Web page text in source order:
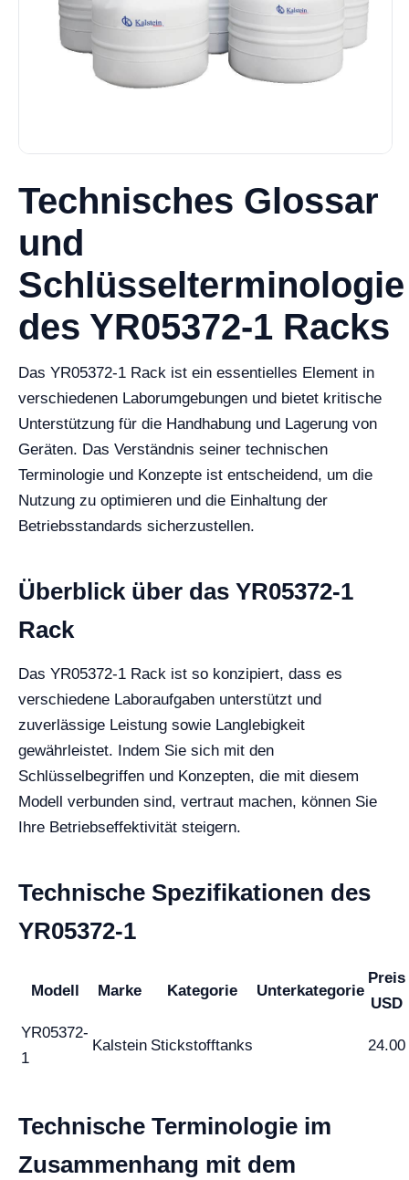
Technisches Glossar
und
Schlüsselterminologie
des YR05372-1 Racks
Das YR05372-1 Rack ist ein essentielles Element in
verschiedenen Laborumgebungen und bietet kritische
Unterstützung für die Handhabung und Lagerung von
Geräten. Das Verständnis seiner technischen
Terminologie und Konzepte ist entscheidend, um die
Nutzung zu optimieren und die Einhaltung der
Betriebsstandards sicherzustellen.
Überblick über das YR05372-1
Rack
Das YR05372-1 Rack ist so konzipiert, dass es
verschiedene Laboraufgaben unterstützt und
zuverlässige Leistung sowie Langlebigkeit
gewährleistet. Indem Sie sich mit den
Schlüsselbegriffen und Konzepten, die mit diesem
Modell verbunden sind, vertraut machen, können Sie
Ihre Betriebseffektivität steigern.
Technische Spezifikationen des
YR05372-1
Modell Marke Kategorie Unterkategorie
Preis
USD
YR05372-
1
Kalstein Stickstofftanks 24.00
Technische Terminologie im
Zusammenhang mit dem